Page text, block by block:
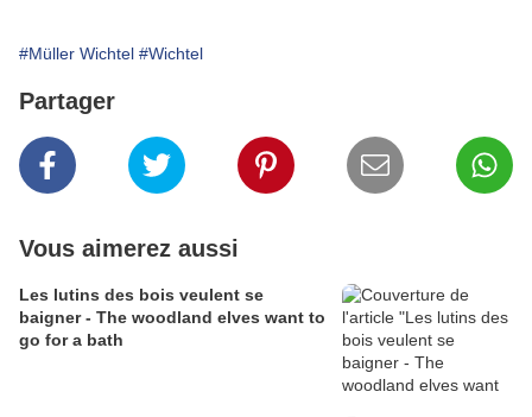
#Müller Wichtel #Wichtel
Partager
Vous aimerez aussi
Les lutins des bois veulent se
baigner - The woodland elves want to
go for a bath